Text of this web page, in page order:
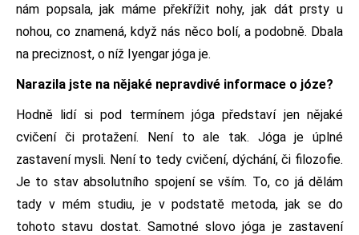
nám popsala, jak máme překřížit nohy, jak dát prsty u
nohou, co znamená, když nás něco bolí, a podobně. Dbala
na preciznost, o níž Iyengar jóga je.
Narazila jste na nějaké nepravdivé informace o józe?
Hodně lidí si pod termínem jóga představí jen nějaké
cvičení či protažení. Není to ale tak. Jóga je úplné
zastavení mysli. Není to tedy cvičení, dýchání, či filozofie.
Je to stav absolutního spojení se vším. To, co já dělám
tady v mém studiu, je v podstatě metoda, jak se do
tohoto stavu dostat. Samotné slovo jóga je zastavení